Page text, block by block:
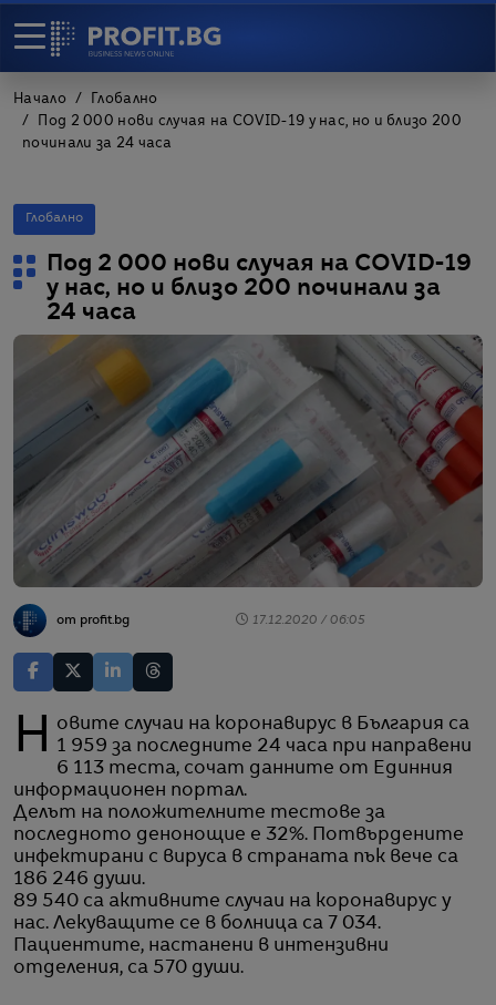
Начало
Глобално
Под 2 000 нови случая на COVID-19 у нас, но и близо 200
починали за 24 часа
Глобално
Под 2 000 нови случая на COVID-19
у нас, но и близо 200 починали за
24 часа
от profit.bg 17.12.2020 / 06:05
Новите случаи на коронавирус в България са
1 959 за последните 24 часа при направени
6 113 теста, сочат данните от Единния
информационен портал.
Делът на положителните тестове за
последното денонощие е 32%. Потвърдените
инфектирани с вируса в страната пък вече са
186 246 души.
89 540 са активните случаи на коронавирус у
нас. Лекуващите се в болница са 7 034.
Пациентите, настанени в интензивни
отделения, са 570 души.